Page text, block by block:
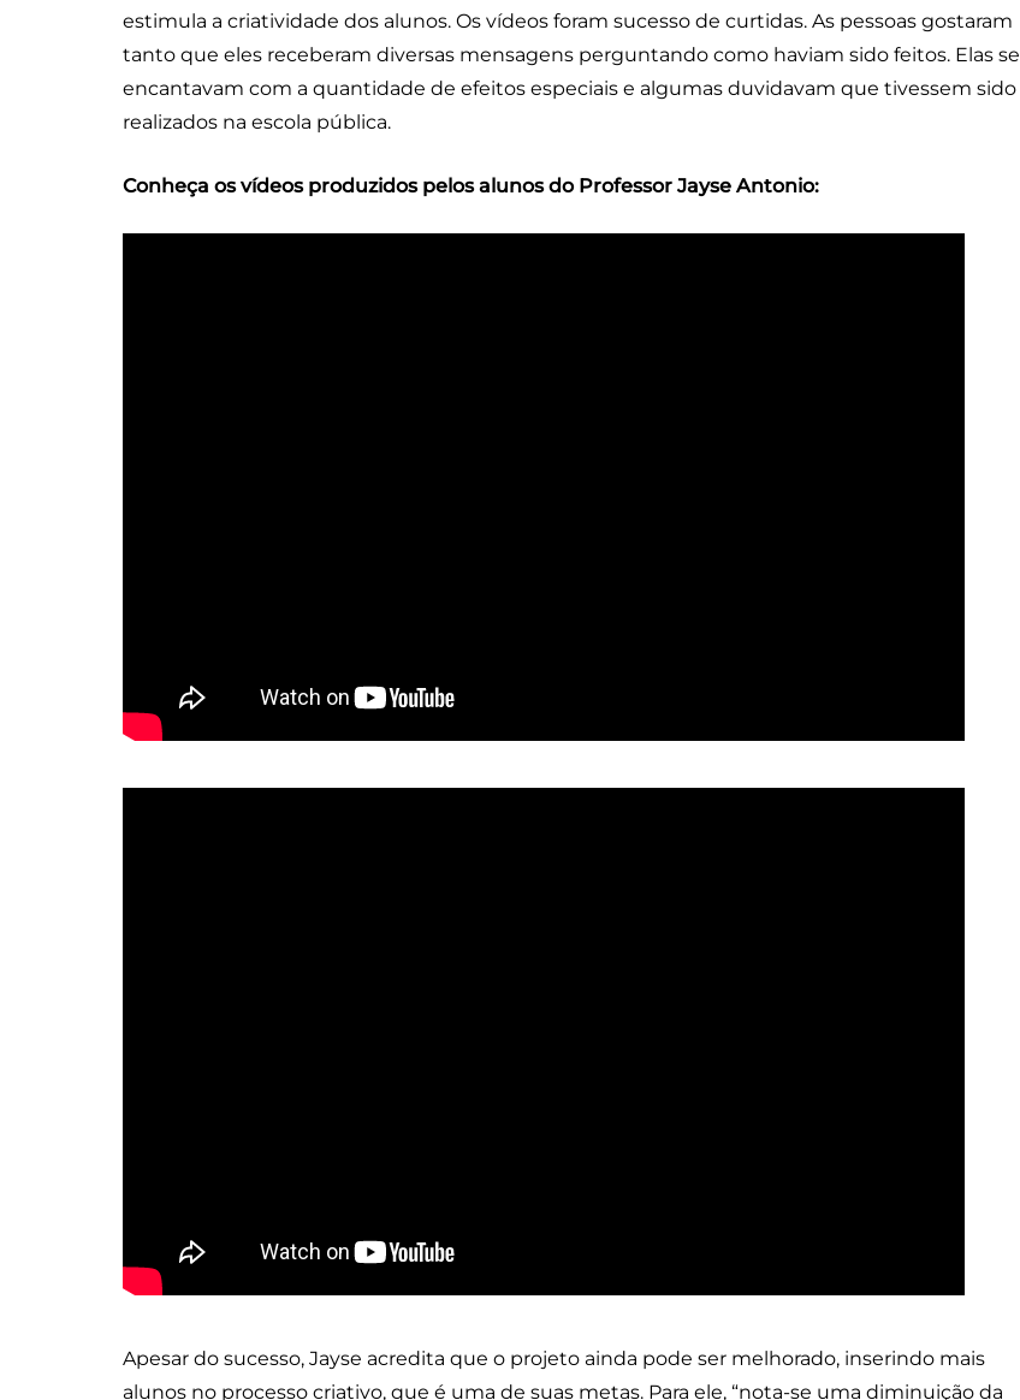
estimula a criatividade dos alunos. Os vídeos foram sucesso de curtidas. As pessoas gostaram
tanto que eles receberam diversas mensagens perguntando como haviam sido feitos. Elas se
encantavam com a quantidade de efeitos especiais e algumas duvidavam que tivessem sido
realizados na escola pública.
Conheça os vídeos produzidos pelos alunos do Professor Jayse Antonio:
Apesar do sucesso, Jayse acredita que o projeto ainda pode ser melhorado, inserindo mais
alunos no processo criativo, que é uma de suas metas. Para ele, “nota-se uma diminuição da